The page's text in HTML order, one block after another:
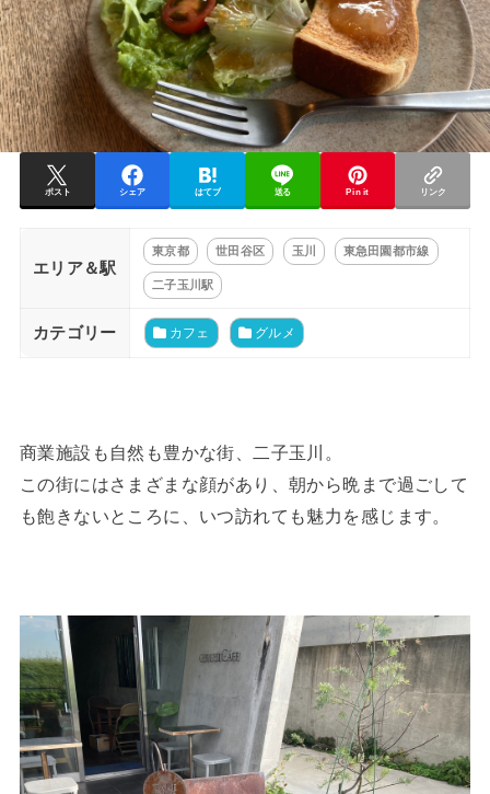
ポスト シェア はてブ 送る Pin it リンク
エリア＆駅
東京都 世田谷区 玉川 東急田園都市線
二子玉川駅
カテゴリー カフェ グルメ
商業施設も自然も豊かな街、二子玉川。
この街にはさまざまな顔があり、朝から晩まで過ごして
も飽きないところに、いつ訪れても魅力を感じます。